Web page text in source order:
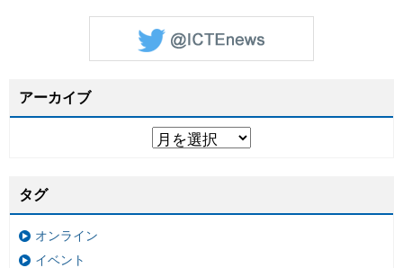
アーカイブ
タグ
オンライン
イベント